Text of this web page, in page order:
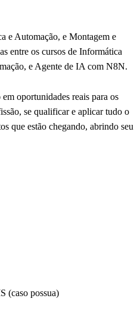
e Automação, e Montagem e
entre os cursos de Informática
e Agente de IA com N8N.
oportunidades reais para os
se qualificar e aplicar tudo o
que estão chegando, abrindo seu
(caso possua)